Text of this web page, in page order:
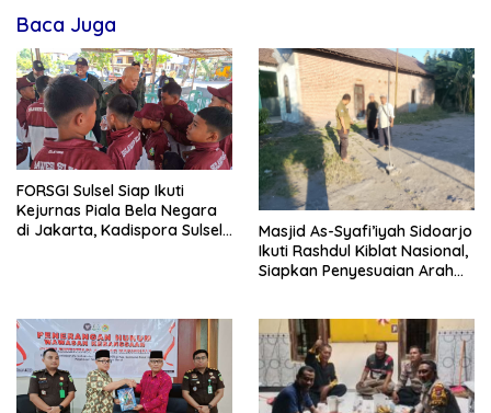
Baca Juga
FORSGI Sulsel Siap Ikuti
Kejurnas Piala Bela Negara
di Jakarta, Kadispora Sulsel
Masjid As-Syafi’iyah Sidoarjo
Ikuti Rashdul Kiblat Nasional,
Siapkan Penyesuaian Arah